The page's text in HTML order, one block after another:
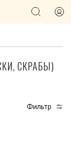
СКРАБЫ)
Фильтр